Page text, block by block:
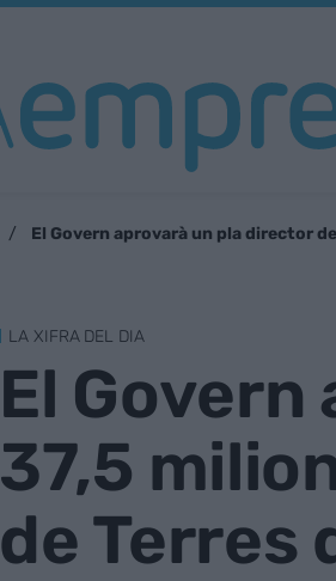
El Govern aprovarà un pla director
LA XIFRA DEL DIA
El
37,5
de Terres